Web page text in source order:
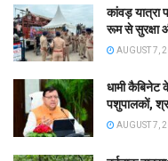
कांवड़ यात्रा
रूम से सुरक्षा
AUGUST 7,
धामी कैबिनेट
पशुपालकों,
AUGUST 7,